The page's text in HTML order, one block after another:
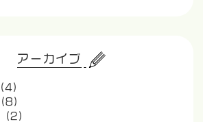
アーカイブ
(4)
(8)
(2)